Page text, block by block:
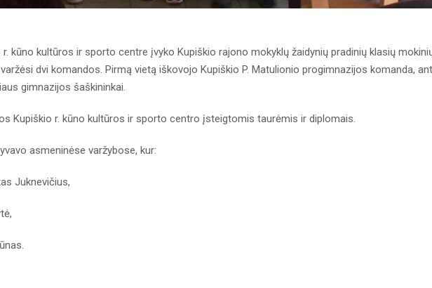
r. kūno kultūros ir sporto centre įvyko Kupiškio rajono mokyklų žaidynių pradinių klasių
dvi komandos. Pirmą vietą iškovojo Kupiškio P. Matulionio progimnazijos komanda,
gimnazijos šaškininkai.
Kupiškio r. kūno kultūros ir sporto centro įsteigtomis taurėmis ir diplomais.
asmeninėse varžybose, kur:
Juknevičius,